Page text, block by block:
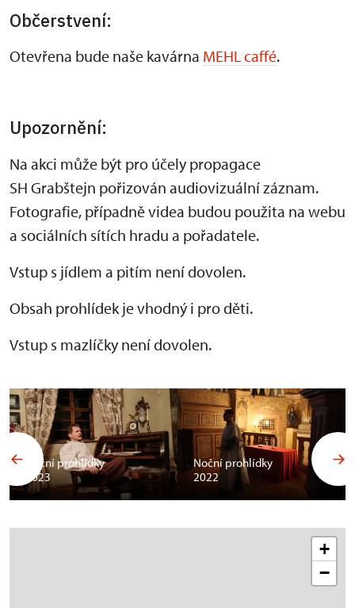
Občerstvení:
Otevřena bude naše kavárna MEHL caffé.
Upozornění:
Na akci může být pro účely propagace
SH Grabštejn pořizován audiovizuální záznam.
Fotografie, případně videa budou použita na webu
a sociálních sítích hradu a pořadatele.
Vstup s jídlem a pitím není dovolen.
Obsah prohlídek je vhodný i pro děti.
Vstup s mazlíčky není dovolen.
Noční prohlídky
2023
Noční prohlídky
2022
+
−